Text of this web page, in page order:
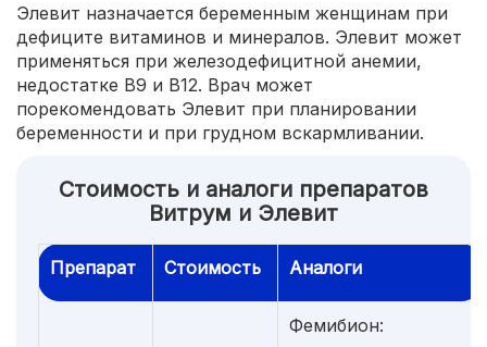
Элевит назначается беременным женщинам при
дефиците витаминов и минералов. Элевит может
применяться при железодефицитной анемии,
недостатке В9 и В12. Врач может
порекомендовать Элевит при планировании
беременности и при грудном вскармливании.
Стоимость и аналоги препаратов
Витрум и Элевит
Препарат Стоимость Аналоги
Фемибион: